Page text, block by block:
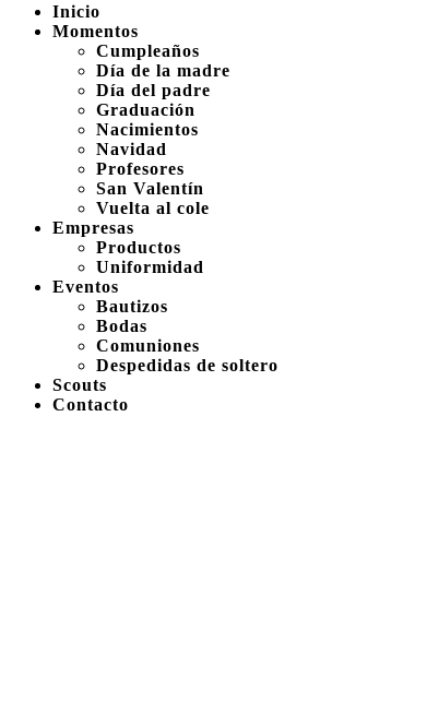
Inicio
Momentos
Cumpleaños
Día de la madre
Día del padre
Graduación
Nacimientos
Navidad
Profesores
San Valentín
Vuelta al cole
Empresas
Productos
Uniformidad
Eventos
Bautizos
Bodas
Comuniones
Despedidas de soltero
Scouts
Contacto